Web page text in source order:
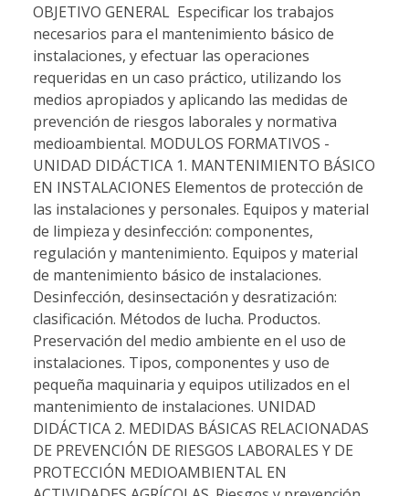
OBJETIVO GENERAL  Especificar los trabajos
necesarios para el mantenimiento básico de
instalaciones, y efectuar las operaciones
requeridas en un caso práctico, utilizando los
medios apropiados y aplicando las medidas de
prevención de riesgos laborales y normativa
medioambiental. MODULOS FORMATIVOS -
UNIDAD DIDÁCTICA 1. MANTENIMIENTO BÁSICO
EN INSTALACIONES Elementos de protección de
las instalaciones y personales. Equipos y material
de limpieza y desinfección: componentes,
regulación y mantenimiento. Equipos y material
de mantenimiento básico de instalaciones.
Desinfección, desinsectación y desratización:
clasificación. Métodos de lucha. Productos.
Preservación del medio ambiente en el uso de
instalaciones. Tipos, componentes y uso de
pequeña maquinaria y equipos utilizados en el
mantenimiento de instalaciones. UNIDAD
DIDÁCTICA 2. MEDIDAS BÁSICAS RELACIONADAS
DE PREVENCIÓN DE RIESGOS LABORALES Y DE
PROTECCIÓN MEDIOAMBIENTAL EN